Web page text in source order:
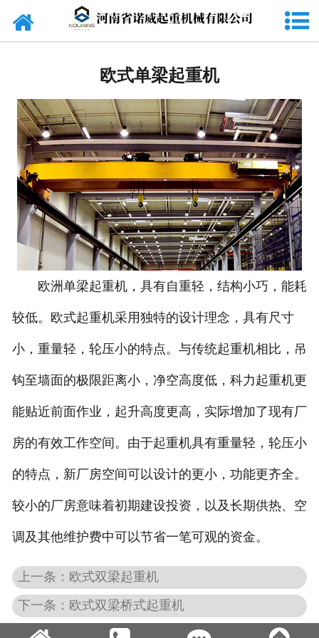
网站首页
货梯
电动葫芦
起重配件
电磁吸盘
抓斗
电动平车
欧式单梁起重机
欧洲单梁起重机，具有自重轻，结构小巧，能耗
较低。欧式起重机采用独特的设计理念，具有尺寸
小，重量轻，轮压小的特点。与传统起重机相比，吊
钩至墙面的极限距离小，净空高度低，科力起重机更
能贴近前面作业，起升高度更高，实际增加了现有厂
房的有效工作空间。由于起重机具有重量轻，轮压小
的特点，新厂房空间可以设计的更小，功能更齐全。
较小的厂房意味着初期建设投资，以及长期供热、空
调及其他维护费中可以节省一笔可观的资金。
上一条：欧式双梁起重机
下一条：欧式双梁桥式起重机